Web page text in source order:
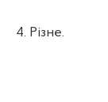
4. Різне.